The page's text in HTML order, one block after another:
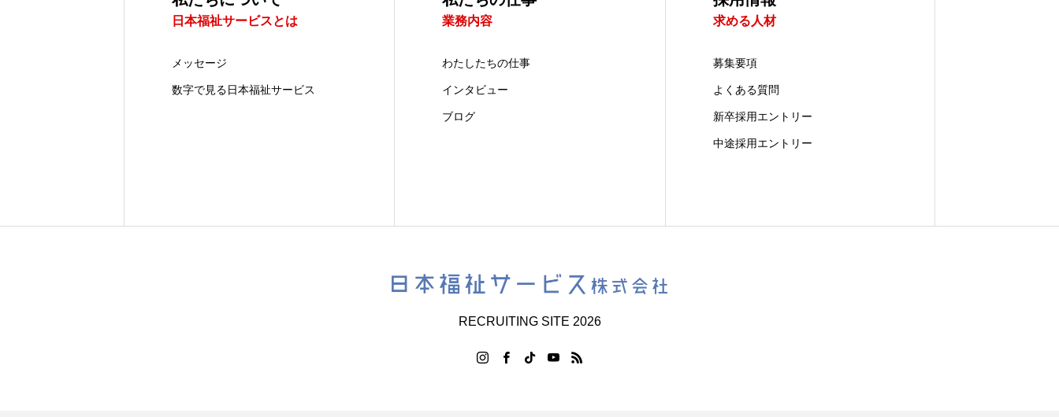
日本福祉サービスとは
メッセージ
数字で見る日本福祉サービス
業務内容
わたしたちの仕事
インタビュー
ブログ
求める人材
募集要項
よくある質問
新卒採用エントリー
中途採用エントリー
RECRUITING SITE 2026